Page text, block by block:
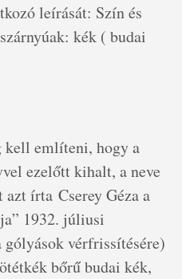
leírását: Szín és
kék ( budai
kell említeni, hogy a
ezelőtt kihalt, a neve
írta Cserey Géza a
1932. júliusi
gólyások vérfrissítésére)
bőrű budai kék,